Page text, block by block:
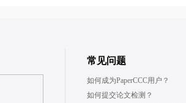
常见问题
如何成为PaperCCC用户？
如何提交论文检测？